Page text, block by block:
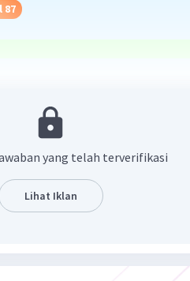
87
perusahaan dari penjualan
penerimaan total biasanya
yang telah terverifikasi
Lihat Iklan